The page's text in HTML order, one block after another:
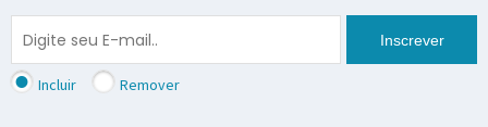
Inscrever
Incluir Remover